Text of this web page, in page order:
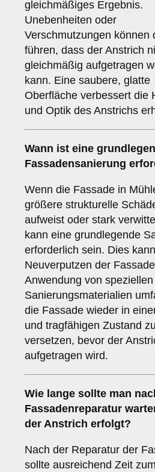
gleichmäßiges Ergebnis.
Unebenheiten oder
Verschmutzungen können
führen, dass der Anstrich
gleichmäßig aufgetragen
kann. Eine saubere, glatte
Oberfläche verbessert die
und Optik des Anstrichs
Wann ist eine
Fassadensanierung
Wenn die Fassade in
größere strukturelle
aufweist oder stark
kann eine grundlegende
erforderlich sein. Dies
Neuverputzen der
Anwendung von speziellen
Sanierungsmaterialien
die Fassade wieder in
und tragfähigen Zustand zu
versetzen, bevor der
aufgetragen wird.
Wie lange sollte man
Fassadenreparatur
der Anstrich erfolgt?
Nach der Reparatur der
sollte ausreichend Zeit